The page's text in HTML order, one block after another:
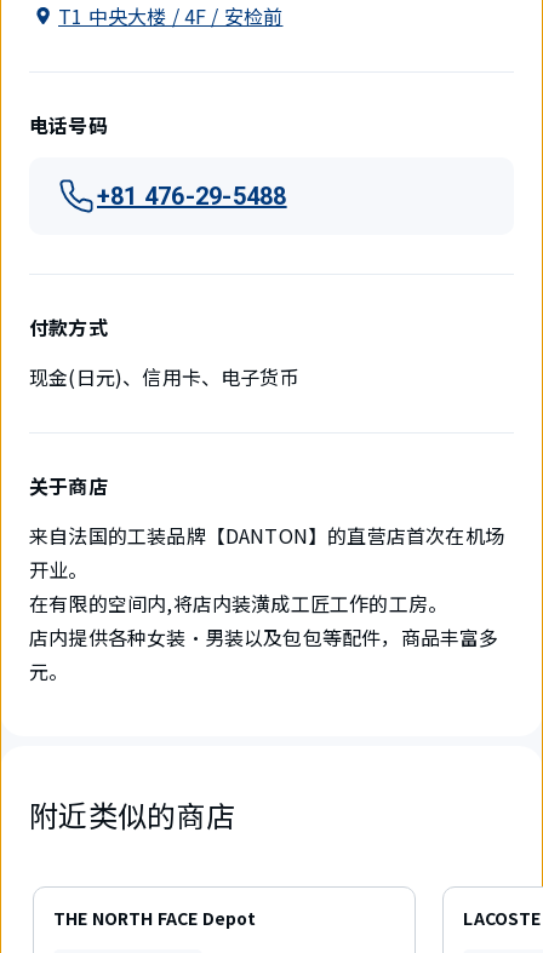
T1 中央大楼 / 4F / 安检前
电话号码
+81 476-29-5488
付款方式
现金(日元)、信用卡、电子货币
关于商店
来自法国的工装品牌【DANTON】的直营店首次在机场
开业。
在有限的空间内,将店内装潢成工匠工作的工房。
店内提供各种女装・男装以及包包等配件，商品丰富多
元。
附近类似的商店
THE NORTH FACE Depot
LACOSTE